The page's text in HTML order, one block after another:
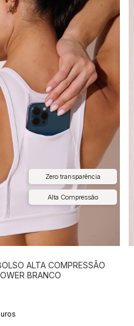
Alta Compressão
Zero transparência
ALTA COMPRESSÃO
BRANCO